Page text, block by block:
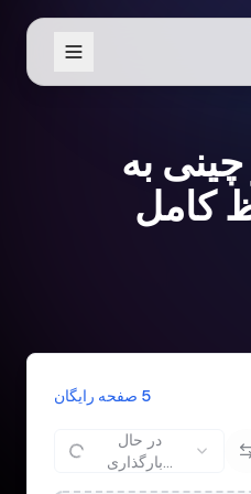
به
کامل
5 صفحه رایگان
در حال
بارگذاری...